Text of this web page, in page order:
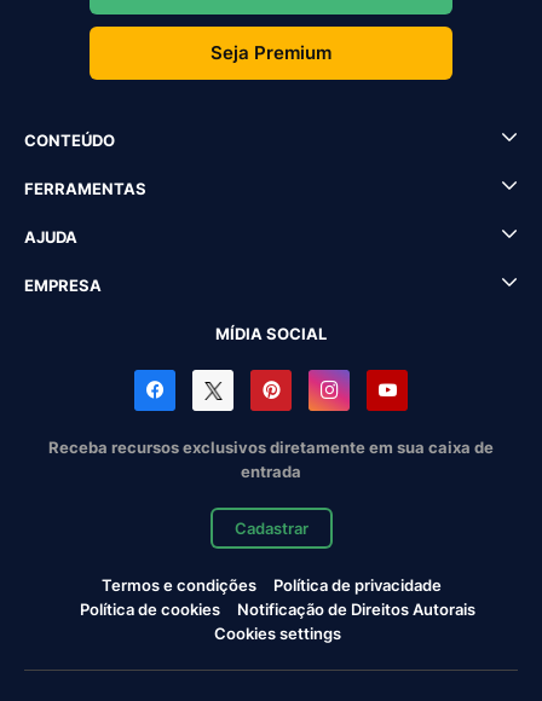
Seja Premium
CONTEÚDO
FERRAMENTAS
AJUDA
EMPRESA
MÍDIA SOCIAL
Receba recursos exclusivos diretamente em sua caixa de
entrada
Cadastrar
Termos e condições
Política de privacidade
Política de cookies
Notificação de Direitos Autorais
Cookies settings